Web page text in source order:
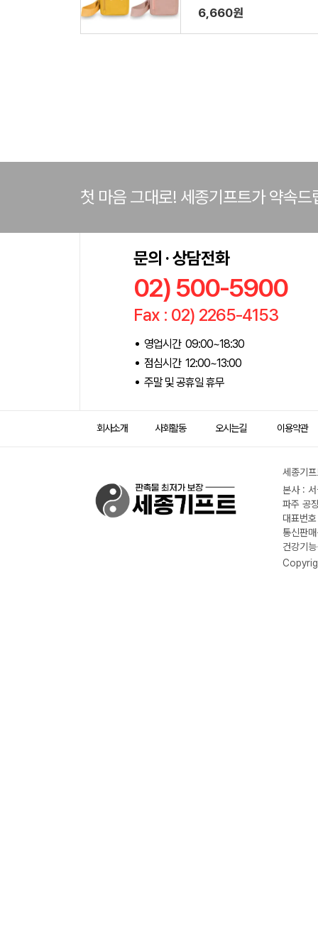
6,660원
첫 마음 그대로! 세종기프트가 약속드
문의 · 상담전화
02) 500-5900
Fax : 02) 2265-4153
영업시간 09:00~18:30
점심시간 12:00~13:00
주말 및 공휴일 휴무
회사소개 사회활동 오시는길 이용약관
세종기
본사 :
파주 공
대표번
통신판
건강기